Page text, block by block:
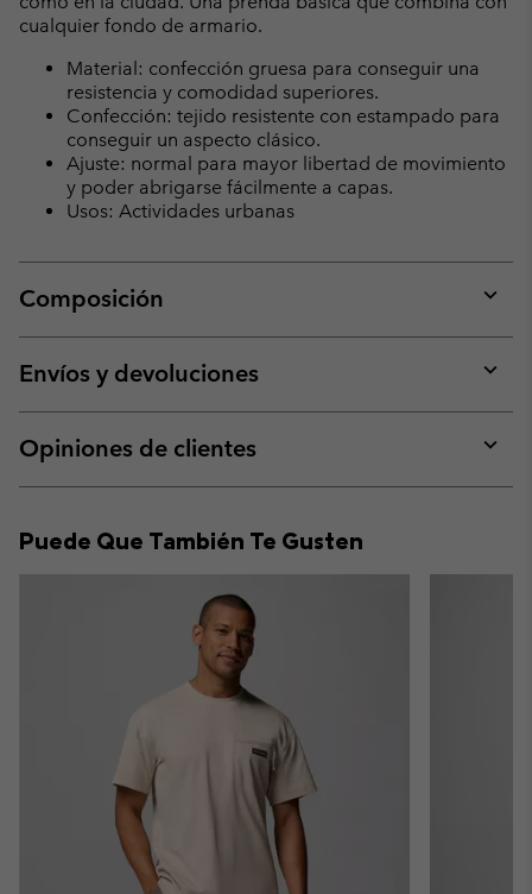
cualquier fondo de armario.
Material: confección gruesa para conseguir una
resistencia y comodidad superiores.
Confección: tejido resistente con estampado para
conseguir un aspecto clásico.
Ajuste: normal para mayor libertad de movimiento
y poder abrigarse fácilmente a capas.
Usos: Actividades urbanas
Composición
or
Envíos y devoluciones
or
Opiniones de clientes
or
Puede Que También Te Gusten